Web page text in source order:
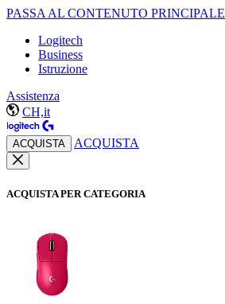
PASSA AL CONTENUTO PRINCIPALE
Logitech
Business
Istruzione
Assistenza
CH,it
ACQUISTA ACQUISTA
ACQUISTA PER CATEGORIA